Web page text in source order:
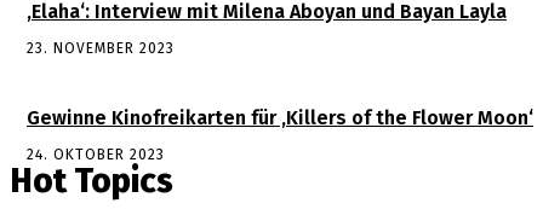
‚Elaha‘: Interview mit Milena Aboyan und Bayan Layla
23. NOVEMBER 2023
Gewinne Kinofreikarten für ‚Killers of the Flower Moon‘
24. OKTOBER 2023
Hot Topics